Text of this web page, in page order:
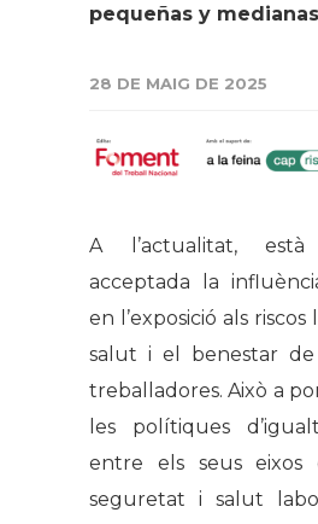
pequeñas y
28 DE MAIG DE 2025
A l’actualitat, està
acceptada la
en l’exposició als riscos
salut i el benestar de
treballadores. Això a
les polítiques
entre els seus eixos
seguretat i salut